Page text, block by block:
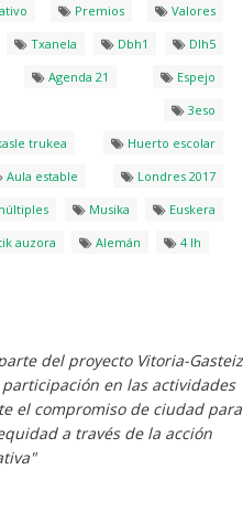
Premios
Valores
Txanela Dbh1
Dlh5
Agenda 21
Espejo
3eso
trukea
Huerto escolar
Aula estable
Londres 2017
Musika
Euskera
auzora Alemán 4 lh
del proyecto Vitoria-Gasteiz
en las actividades
el compromiso de ciudad para
a través de la acción